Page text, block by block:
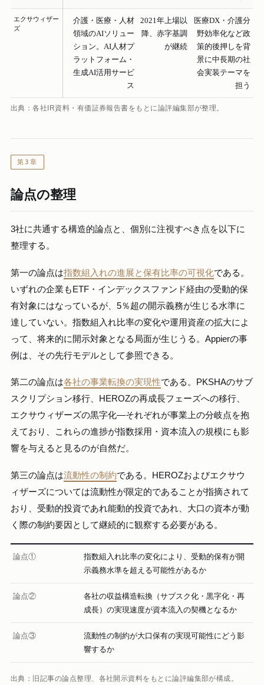
エクサウィザー
ズ
介護・医療・人材
領域のAIソリュー
ション。AI人材プ
ラットフォーム・
生成AI活用サービ
ス
2021年上場以
降、赤字基調
が継続
医療DX・介護分
野効率化など政
策的後押しを背
景に中長期の社
会実装テーマを
担う
出典：各社IR資料・有価証券報告書をもとに論評編集部が整理。
第3章
論点の整理
3社に共通する構造的論点と、個別に注視すべき点を以下に
整理する。
第一の論点は指数組入れの進展と保有比率の可視化である。
いずれの企業もETF・インデックスファンド経由の受動的保
有対象にはなっているが、5％超の開示義務が生じる水準に
達していない。指数組入れ比率の変化や運用資産の拡大によ
って、将来的に開示対象となる局面が生じうる。Appierの事
例は、その先行モデルとして参照できる。
第二の論点は各社の事業転換の実現性である。PKSHAのサブ
スクリプション移行、HEROZの再成長フェーズへの移行、
エクサウィザーズの黒字化—それぞれが事業上の分岐点を抱
えており、これらの進捗が指数採用・資本流入の規模にも影
響を与えると見るのが自然だ。
第三の論点は流動性の制約である。HEROZおよびエクサウ
ィザーズについては流動性が限定的であることが指摘されて
おり、受動的投資であれ能動的投資であれ、大口の資本が動
く際の制約要因として継続的に観察する必要がある。
論点①
指数組入れ比率の変化により、受動的保有が開
示義務水準を超える可能性があるか
論点②
各社の収益構造転換（サブスク化・黒字化・再
成長）の実現速度が資本流入の契機となるか
論点③
流動性の制約が大口保有の実現可能性にどう影
響するか
出典：旧記事の論点整理、各社開示資料をもとに論評編集部が構成。